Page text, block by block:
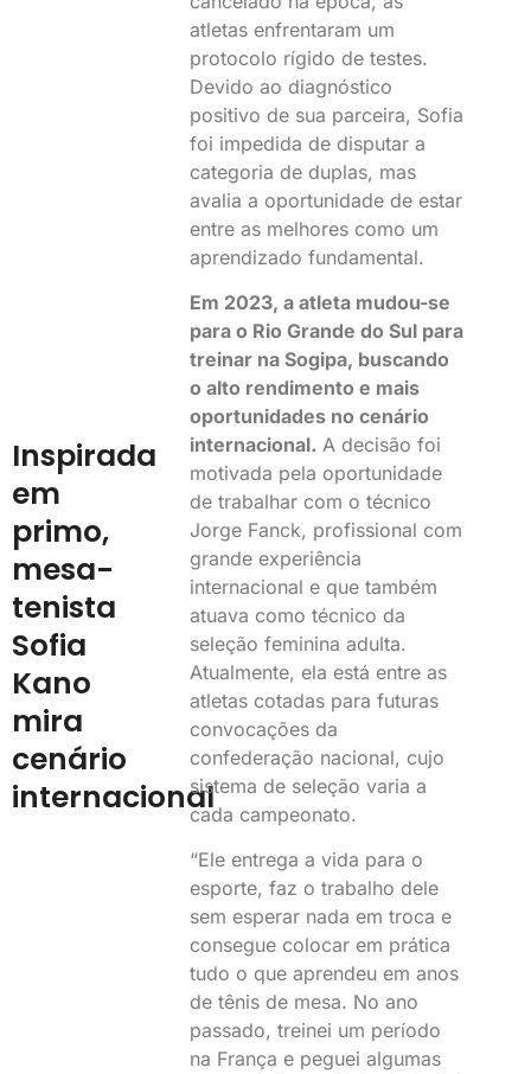
Inspirada
em
primo,
mesa-
tenista
Sofia
Kano
mira
cenário
internacional
atletas enfrentaram um
protocolo rígido de testes.
Devido ao diagnóstico
positivo de sua parceira, Sofia
foi impedida de disputar a
categoria de duplas, mas
avalia a oportunidade de estar
entre as melhores como um
aprendizado fundamental.
Em 2023, a atleta mudou-se
para o Rio Grande do Sul para
treinar na Sogipa, buscando
o alto rendimento e mais
oportunidades no cenário
internacional. A decisão foi
motivada pela oportunidade
de trabalhar com o técnico
Jorge Fanck, profissional com
grande experiência
internacional e que também
atuava como técnico da
seleção feminina adulta.
Atualmente, ela está entre as
atletas cotadas para futuras
convocações da
confederação nacional, cujo
sistema de seleção varia a
cada campeonato.
“Ele entrega a vida para o
esporte, faz o trabalho dele
sem esperar nada em troca e
consegue colocar em prática
tudo o que aprendeu em anos
de tênis de mesa. No ano
passado, treinei um período
na França e peguei algumas